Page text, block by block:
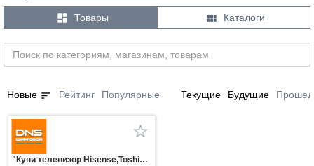
 Товары  Каталоги
Новые sort Рейтинг Популярные Текущие Будущие
"Купи телевизор Hisense,Toshiba - получи скидку на саундбар Hisense!"